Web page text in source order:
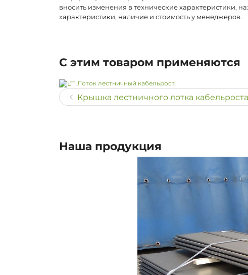
вносить изменения в технические характеристики,
характеристики, наличие и стоимость у менеджеров.
С этим товаром применяются
Лоток лестничный кабельрост
Крышка лестничного лотка
Наша продукция